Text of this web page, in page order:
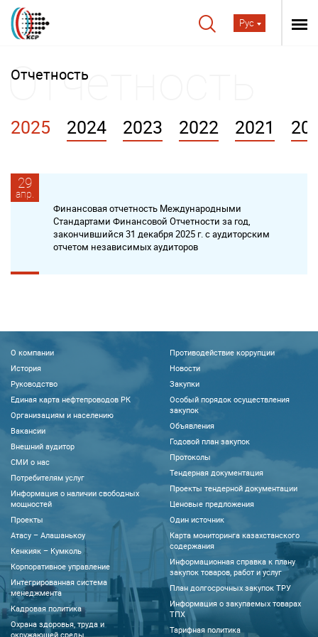
Рус
Отчетность
2025 2024 2023 2022 2021
29
апр.
Финансовая отчетность Международными
Стандартами Финансовой Отчетности за год,
закончившийся 31 декабря 2025 г. с аудиторским
отчетом независимых аудиторов
О компании
История
Руководство
Единая карта нефтепроводов РК
Организациям и населению
Вакансии
Внешний аудитор
CМИ о нас
Потребителям услуг
Информация о наличии свободных
мощностей
Проекты
Атасу – Алашанькоу
Кенкияк – Кумколь
Корпоративное управление
Интегрированная система
менеджмента
Кадровая политика
Охрана здоровья, труда и
окружающей среды
Противодействие коррупции
Новости
Закупки
Особый порядок осуществления
закупок
Объявления
Годовой план закупок
Протоколы
Тендерная документация
Проекты тендерной документации
Ценовые предложения
Один источник
Карта мониторинга казахстанского
содержания
Информационная справка к плану
закупок товаров, работ и услуг
План долгосрочных закупок ТРУ
Информация о закупаемых товарах
ТПХ
Тарифная политика